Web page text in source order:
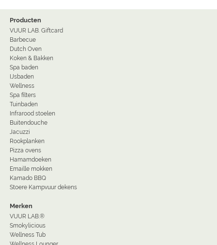
Producten
VUUR LAB. Giftcard
Barbecue
Dutch Oven
Koken & Bakken
Spa baden
IJsbaden
Wellness
Spa filters
Tuinbaden
Infrarood stoelen
Buitendouche
Jacuzzi
Rookplanken
Pizza ovens
Hamamdoeken
Emaille mokken
Kamado BBQ
Stoere Kampvuur dekens
Merken
VUUR LAB.®
Smokylicious
Wellness Tub